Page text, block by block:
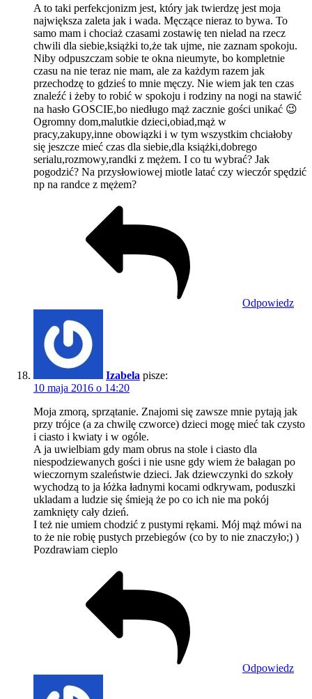
A to taki perfekcjonizm jest, który jak twierdzę jest moja
największa zaleta jak i wada. Męczące nieraz to bywa. To
samo mam i chociaż czasami zostawię ten nielad na rzecz
chwili dla siebie,książki to,że tak ujme, nie zaznam spokoju.
Niby odpuszczam sobie te okna nieumyte, bo kompletnie
czasu na nie teraz nie mam, ale za każdym razem jak
przechodzę to gdzieś to mnie męczy. Nie wiem jak ten czas
znaleźć i żeby to robić w spokoju i rodziny na nogi na stawić
na hasło GOSCIE,bo niedługo mąż zacznie gości unikać 😉
Ogromny dom,malutkie dzieci,obiad,mąż w
pracy,zakupy,inne obowiązki i w tym wszystkim chciałoby
się jeszcze mieć czas dla siebie,dla książki,dobrego
serialu,rozmowy,randki z mężem. I co tu wybrać? Jak
pogodzić? Na przysłowiowej miotle latać czy wieczór spędzić
np na randce z mężem?
Odpowiedz
Izabela pisze:
10 maja 2016 o 14:20
Moja zmorą, sprzątanie. Znajomi się zawsze mnie pytają jak
przy trójce (a za chwilę czworce) dzieci mogę mieć tak czysto
i ciasto i kwiaty i w ogóle.
A ja uwielbiam gdy mam obrus na stole i ciasto dla
niespodziewanych gości i nie usne gdy wiem że bałagan po
wieczornym szaleństwie dzieci. Jak dziewczynki do szkoły
wychodzą to ja łóżka ładnymi kocami odkrywam, poduszki
ukladam a ludzie się śmieją że po co ich nie ma pokój
zamknięty cały dzień.
I też nie umiem chodzić z pustymi rękami. Mój mąż mówi na
to że nie robię pustych przebiegów (co by to nie znaczyło;) )
Pozdrawiam cieplo
Odpowiedz